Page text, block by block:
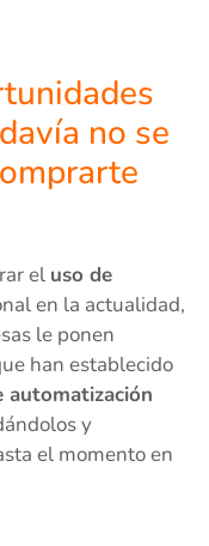
no se
el uso de
en la actualidad,
le ponen
han establecido
automatización
y
el momento en